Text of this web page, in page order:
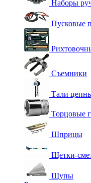
Наборы
Пусковые
Съемники
Тали
Торцовые
Шприцы
Щетки-
Щупы